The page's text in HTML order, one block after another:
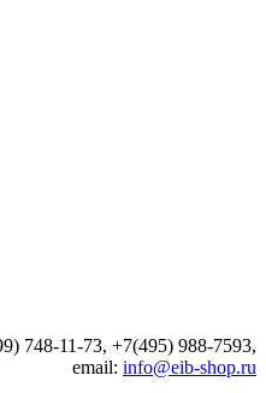
748-11-73, +7(495) 988-7593,
email: info@eib-shop.ru